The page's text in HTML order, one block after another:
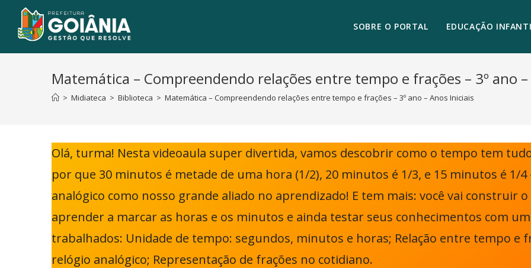
SOBRE O PORTAL EDUCAÇÃO
Matemática – Compreendendo relações entre tempo e frações – 3º ano
> Midiateca > Biblioteca > Matemática – Compreendendo relações entre tempo e frações – 3º ano – Anos Iniciais
Olá, turma! Nesta videoaula super divertida, vamos descobrir como o tempo tem
por que 30 minutos é metade de uma hora (1/2), 20 minutos é 1/3, e 15 minutos é
analógico como nosso grande aliado no aprendizado! E tem mais: você vai construir
aprender a marcar as horas e os minutos e ainda testar seus conhecimentos com
trabalhados: Unidade de tempo: segundos, minutos e horas; Relação entre tempo e
relógio analógico; Representação de frações no cotidiano.